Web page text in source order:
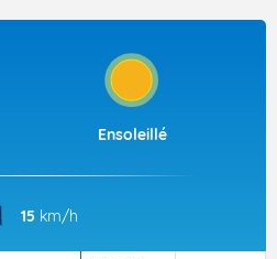
Articles
Ensoleillé
15 km/h